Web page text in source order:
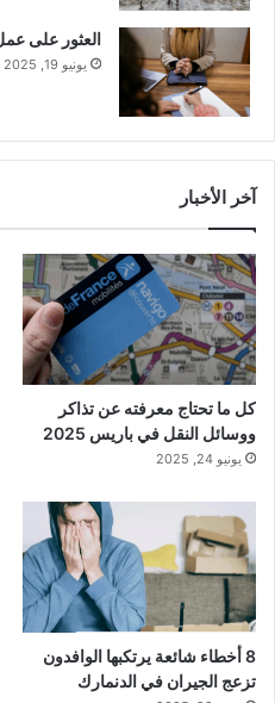
العثور على عمل في
يونيو 19, 2025
آخر الأخبار
كل ما تحتاج معرفته عن تذاكر
ووسائل النقل في باريس 2025
يونيو 24, 2025
8 أخطاء شائعة يرتكبها الوافدون
تزعج الجيران في الدنمارك